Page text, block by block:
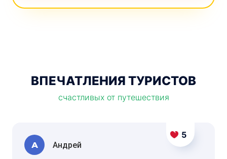
ВПЕЧАТЛЕНИЯ ТУРИСТОВ
счастливых от путешествия
А Андрей
5